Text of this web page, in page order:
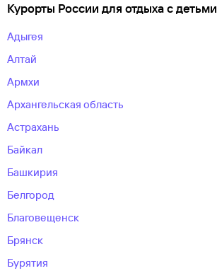
Курорты России для отдыха с детьми
Адыгея
Алтай
Армхи
Архангельская область
Астрахань
Байкал
Башкирия
Белгород
Благовещенск
Брянск
Бурятия